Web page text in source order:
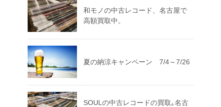
和モノの中古レコード、名古屋で
高額買取中。
夏の納涼キャンペーン 7/4～7/26
SOULの中古レコードの買取｡名古